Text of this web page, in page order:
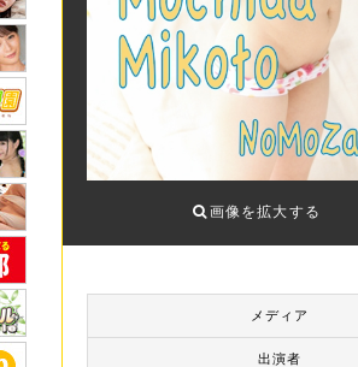
画像を拡大する
メディア
出演者